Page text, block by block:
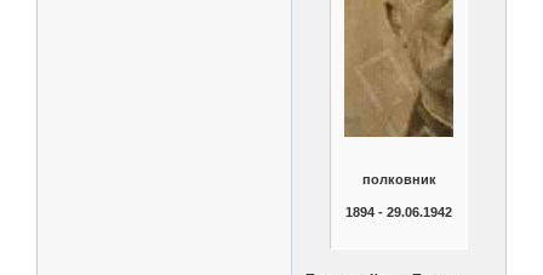
полковник
1894 - 29.06.1942